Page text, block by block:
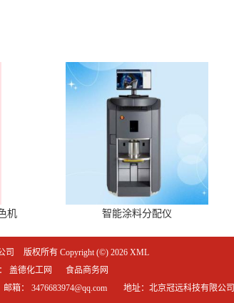
机 智能涂料分配仪
司 版权所有 Copyright (©) 2026 XML
盖德化工网
食品商务网
邮箱： 3476683974@qq.com 地址：北京冠远科技有限公司